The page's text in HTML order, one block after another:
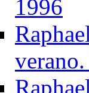
1996